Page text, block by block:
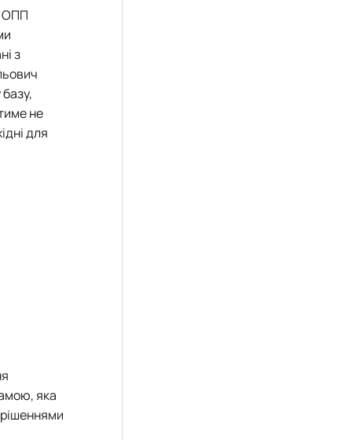
ОПП
з
не
для
яка